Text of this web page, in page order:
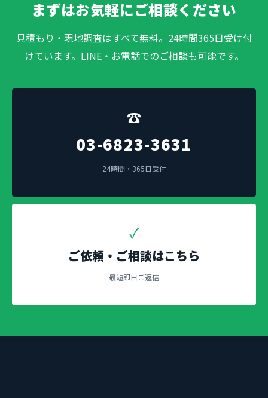
まずはお気軽にご相談ください
見積もり・現地調査はすべて無料。24時間365日受け付
けています。LINE・お電話でのご相談も可能です。
☎
03-6823-3631
24時間・365日受付
✓
ご依頼・ご相談はこちら
最短即日ご返信